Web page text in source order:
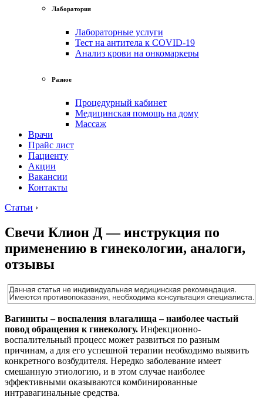
Лаборатория
Лабораторные услуги
Тест на антитела к COVID-19
Анализ крови на онкомаркеры
Разное
Процедурный кабинет
Медицинская помощь на дому
Массаж
Врачи
Прайс лист
Пациенту
Акции
Вакансии
Контакты
Статьи ›
Свечи Клион Д — инструкция по
применению в гинекологии, аналоги,
отзывы
Вагиниты – воспаления влагалища – наиболее частый
повод обращения к гинекологу. Инфекционно-
воспалительный процесс может развиться по разным
причинам, а для его успешной терапии необходимо выявить
конкретного возбудителя. Нередко заболевание имеет
смешанную этиологию, и в этом случае наиболее
эффективными оказываются комбинированные
интравагинальные средства.